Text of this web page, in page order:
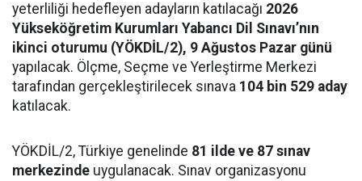
yeterliliği hedefleyen adayların katılacağı 2026
Yükseköğretim Kurumları Yabancı Dil Sınavı’nın
ikinci oturumu (YÖKDİL/2), 9 Ağustos Pazar günü
yapılacak. Ölçme, Seçme ve Yerleştirme Merkezi
tarafından gerçekleştirilecek sınava 104 bin 529 aday
katılacak.
YÖKDİL/2, Türkiye genelinde 81 ilde ve 87 sınav
merkezinde uygulanacak. Sınav organizasyonu